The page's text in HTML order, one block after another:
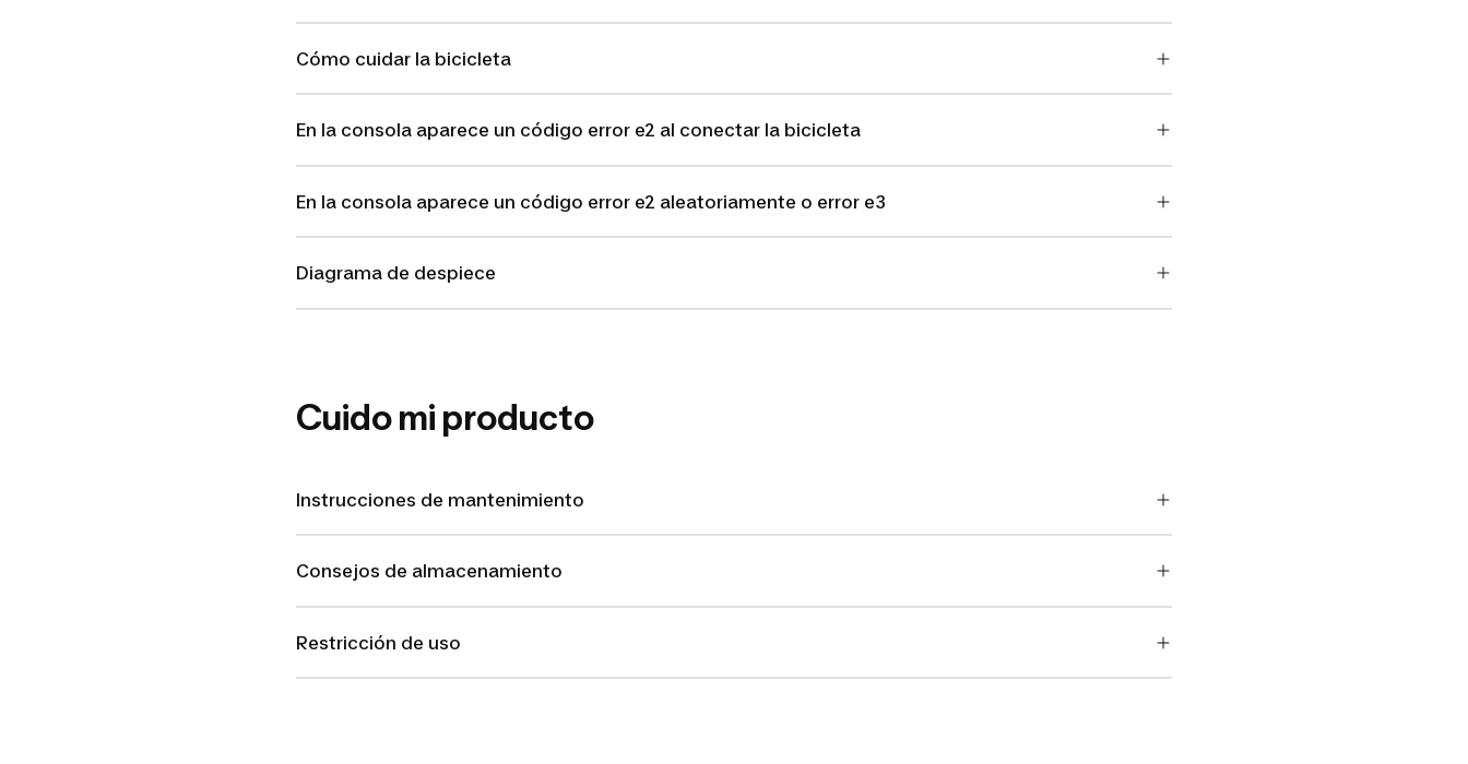
Cómo cuidar la bicicleta
En la consola aparece un código error e2 al conectar la bicicleta
En la consola aparece un código error e2 aleatoriamente o error e3
Diagrama de despiece
Cuido mi producto
Instrucciones de mantenimiento
Consejos de almacenamiento
Restricción de uso